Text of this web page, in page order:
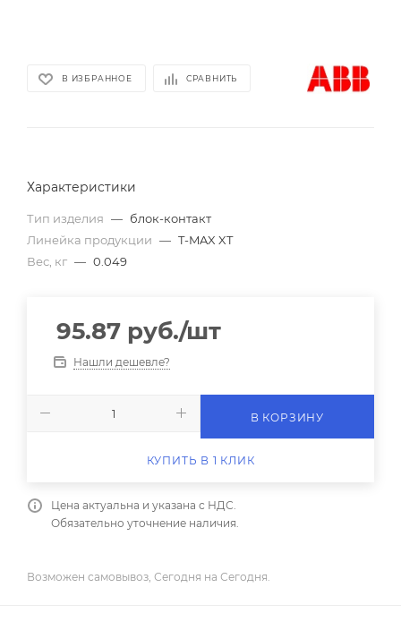
В ИЗБРАННОЕ СРАВНИТЬ
Характеристики
Тип изделия — блок-контакт
Линейка продукции — T-MAX XT
Вес, кг — 0.049
95.87 руб./шт
Нашли дешевле?
В КОРЗИНУ
КУПИТЬ В 1 КЛИК
Цена актуальна и указана с НДС.
Обязательно уточнение наличия.
Возможен самовывоз, Сегодня на Сегодня.